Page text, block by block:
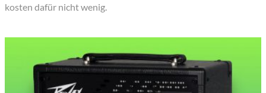
kosten dafür nicht wenig.